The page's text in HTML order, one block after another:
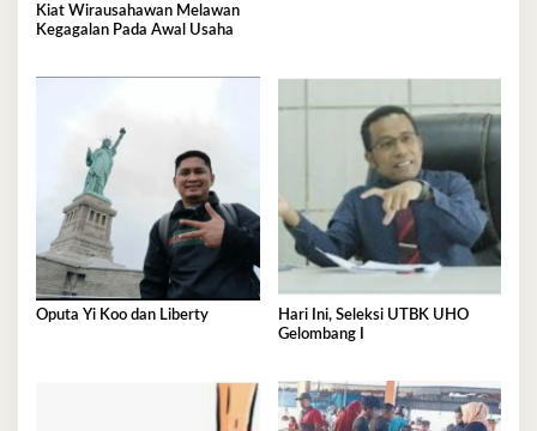
Kiat Wirausahawan Melawan
Kegagalan Pada Awal Usaha
Oputa Yi Koo dan Liberty
Hari Ini, Seleksi UTBK UHO
Gelombang I